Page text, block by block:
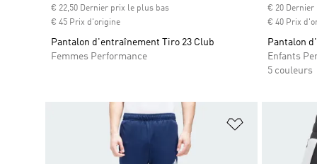
€ 22,50 Dernier prix le plus bas
€ 45 Prix d'origine
Pantalon d'entraînement Tiro 23 Club
Femmes Performance
€ 20
€ 40 Prix
Pantalon
Enfants
5 couleurs
Ajouter à la